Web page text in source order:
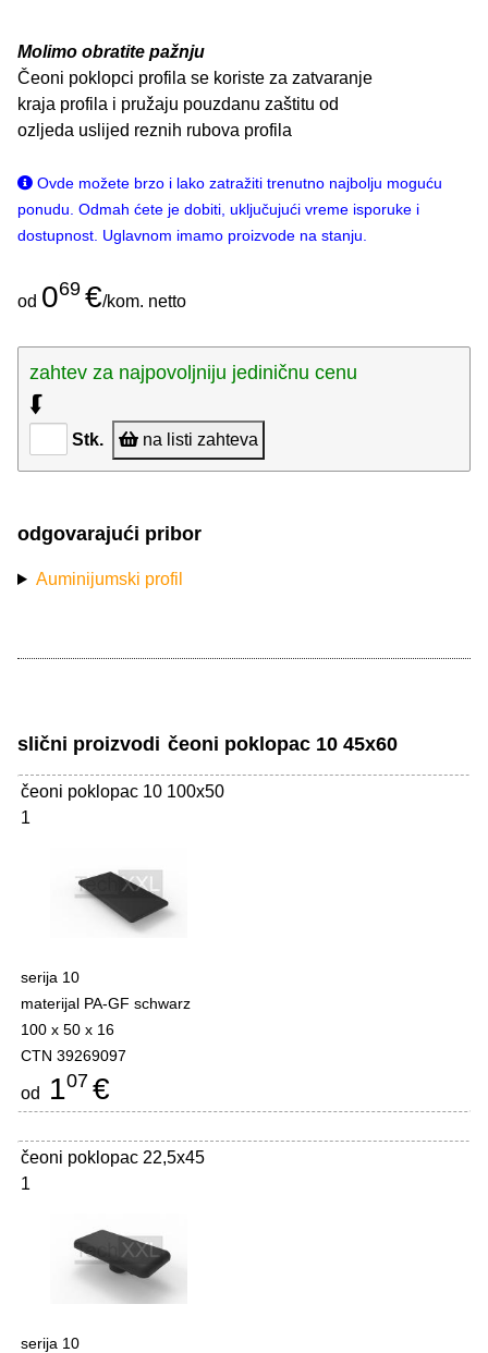
Molimo obratite pažnju
Čeoni poklopci profila se koriste za zatvaranje
kraja profila i pružaju pouzdanu zaštitu od
ozljeda uslijed reznih rubova profila
Ovde možete brzo i lako zatražiti trenutno najbolju moguću
ponudu. Odmah ćete je dobiti, uključujući vreme isporuke i
dostupnost. Uglavnom imamo proizvode na stanju.
od 069 €/kom. netto
zahtev za najpovoljniju jediničnu cenu
⮮
Stk. na listi zahteva
odgovarajući pribor
Auminijumski profil
slični proizvodi čeoni poklopac 10 45x60
čeoni poklopac 10 100x50
1
serija 10
materijal PA-GF schwarz
100 x 50 x 16
CTN 39269097
od 107 €
čeoni poklopac 22,5x45
1
serija 10